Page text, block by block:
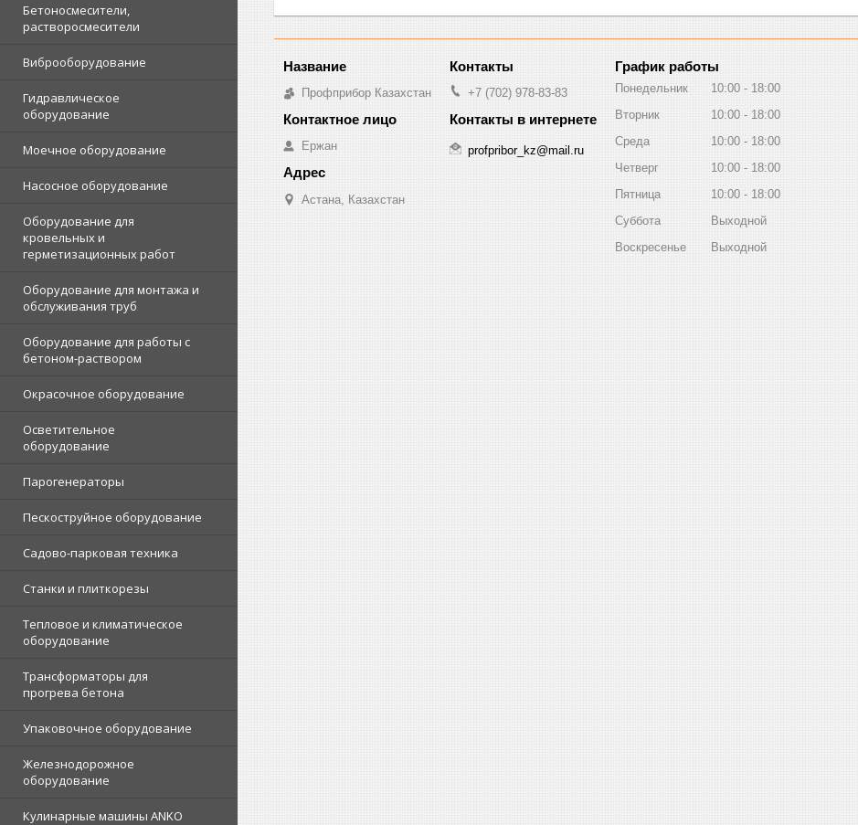
Бетоносмесители,
растворосмесители
Виброоборудование
Гидравлическое
оборудование
Моечное оборудование
Насосное оборудование
Оборудование для
кровельных и
герметизационных работ
Оборудование для монтажа и
обслуживания труб
Оборудование для работы с
бетоном-раствором
Окрасочное оборудование
Осветительное
оборудование
Парогенераторы
Пескоструйное оборудование
Садово-парковая техника
Станки и плиткорезы
Тепловое и климатическое
оборудование
Трансформаторы для
прогрева бетона
Упаковочное оборудование
Железнодорожное
оборудование
Кулинарные машины ANKO
Профприбор Казахстан
Ержан
Астана, Казахстан
+7 (702) 978-83-83
profpribor_kz@mail.ru
График работы
Понедельник 10:00
18:00
Вторник
10:00
18:00
Среда
10:00
18:00
Четверг
10:00
18:00
Пятница
10:00
18:00
Суббота
Выходной
Воскресенье
Выходной